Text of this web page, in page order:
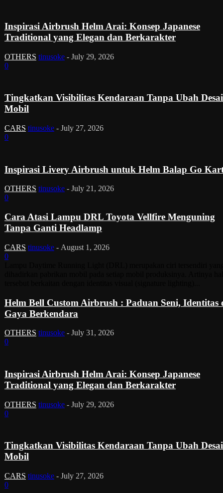
Inspirasi Airbrush Helm Arai: Konsep Japanese
Traditional yang Elegan dan Berkarakter
OTHERS tinusoke - July 29, 2026
0
Tingkatkan Visibilitas Kendaraan Tanpa Ubah
Mobil
CARS tinusoke - July 27, 2026
0
Inspirasi Livery Airbrush untuk Helm Balap Go
OTHERS tinusoke - July 21, 2026
0
Cara Atasi Lampu DRL Toyota Vellfire Menguning
Tanpa Ganti Headlamp
CARS tinusoke - August 1, 2026
0
Helm Bell Custom Airbrush : Paduan Seni, Identitas
Gaya Berkendara
OTHERS tinusoke - July 31, 2026
0
Inspirasi Airbrush Helm Arai: Konsep Japanese
Traditional yang Elegan dan Berkarakter
OTHERS tinusoke - July 29, 2026
0
Tingkatkan Visibilitas Kendaraan Tanpa Ubah
Mobil
CARS tinusoke - July 27, 2026
0